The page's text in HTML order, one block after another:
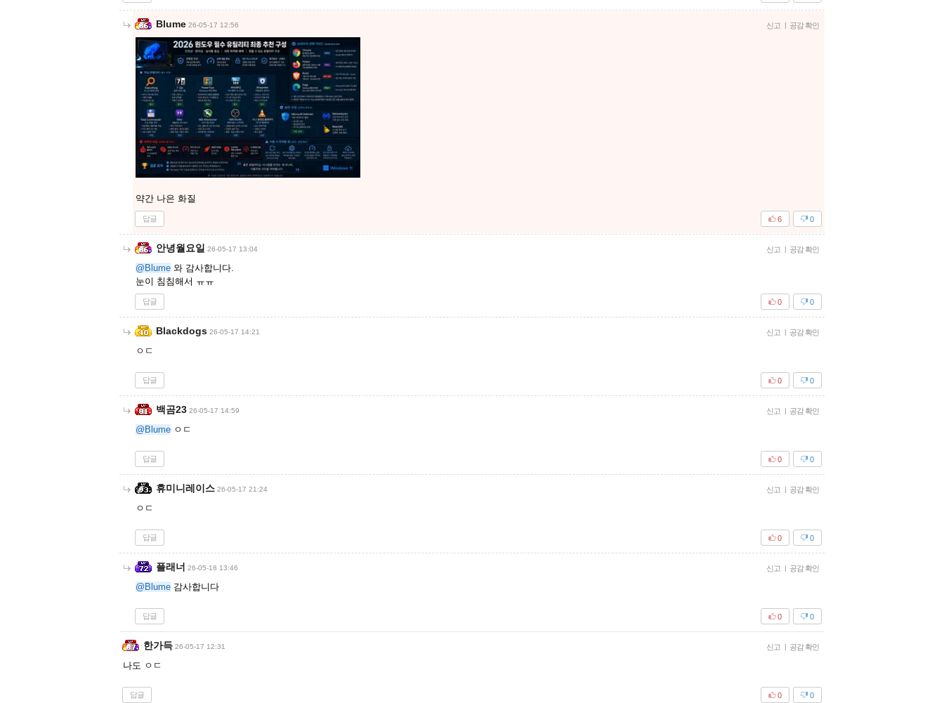
Blume 26-05-17 12:56 신고 | 공감 확인
약간 나은 화질
답글 0
6
안녕월요일 26-05-17 13:04 신고 | 공감 확인
@Blume 와 감사합니다.
눈이 침침해서 ㅠㅠ
답글 0
0
Blackdogs 26-05-17 14:21 신고 | 공감 확인
ㅇㄷ
답글 0
0
백곰23 26-05-17 14:59 신고 | 공감 확인
@Blume ㅇㄷ
답글 0
0
휴미니레이스 26-05-17 21:24 신고 | 공감 확인
ㅇㄷ
답글 0
0
플래너 26-05-18 13:46 신고 | 공감 확인
@Blume 감사합니다
답글 0
0
한가득 26-05-17 12:31 신고 | 공감 확인
나도 ㅇㄷ
답글 0
0